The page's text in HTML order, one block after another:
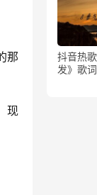
那
现
抖音热
发》歌